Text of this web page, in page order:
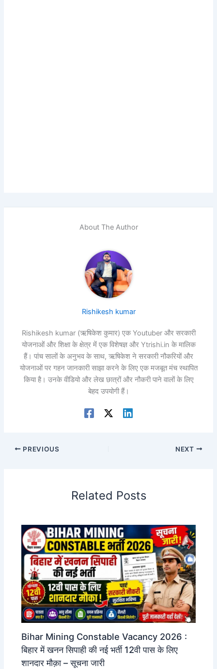
About The Author
Rishikesh kumar
Rishikesh kumar (ऋषिकेश कुमार) एक Youtuber और सरकारी
योजनाओं और शिक्षा के क्षेत्र में एक विशेषज्ञ और Ytrishi.in के मालिक
हैं। पांच सालों के अनुभव के साथ, ऋषिकेश ने सरकारी नौकरियों और
योजनाओं पर गहन जानकारी साझा करने के लिए एक मजबूत मंच स्थापित
किया है। उनके वीडियो और लेख छात्रों और नौकरी पाने वालों के लिए
बेहद उपयोगी हैं।
PREVIOUS NEXT
Related Posts
Bihar Mining Constable Vacancy 2026 :
बिहार में खनन सिपाही की नई भर्ती 12वी पास के लिए
शानदार मौक़ा – सूचना जारी